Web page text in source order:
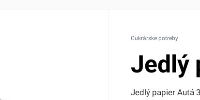
Cukrárske potreby
Jedlý
Jedlý papier Autá